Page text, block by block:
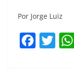
Por Jorge Luiz
F T